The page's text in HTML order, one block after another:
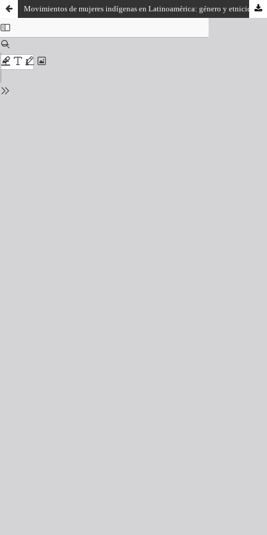
Movimientos de mujeres indígenas en Latinoamérica: género y etnicidad en el Perú, México y Bolivia de Stéphanie Rousseau & Anahi Morales Hudon (2018) & Violence against women in legally plural settings. Experiences and lessons from the Andes by Anna Barrera (2016)